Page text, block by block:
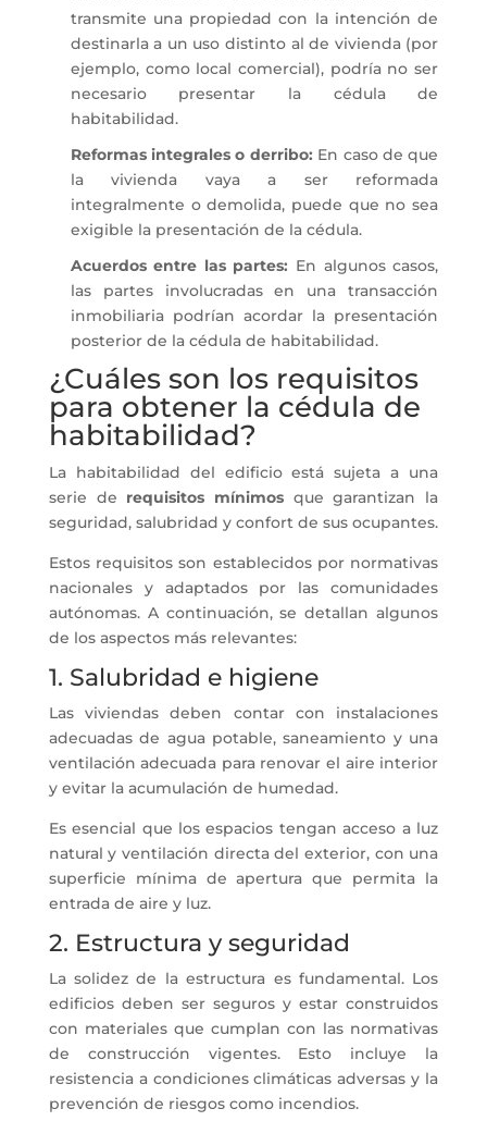
transmite una propiedad con la intención de
destinarla a un uso distinto al de vivienda (por
ejemplo, como local comercial), podría no ser
necesario presentar la cédula de
habitabilidad.
Reformas integrales o derribo: En caso de que
la vivienda vaya a ser reformada
integralmente o demolida, puede que no sea
exigible la presentación de la cédula.
Acuerdos entre las partes: En algunos casos,
las partes involucradas en una transacción
inmobiliaria podrían acordar la presentación
posterior de la cédula de habitabilidad.
¿Cuáles son los requisitos
para obtener la cédula de
habitabilidad?
La habitabilidad del edificio está sujeta a una
serie de requisitos mínimos que garantizan la
seguridad, salubridad y confort de sus ocupantes.
Estos requisitos son establecidos por normativas
nacionales y adaptados por las comunidades
autónomas. A continuación, se detallan algunos
de los aspectos más relevantes:
1. Salubridad e higiene
Las viviendas deben contar con instalaciones
adecuadas de agua potable, saneamiento y una
ventilación adecuada para renovar el aire interior
y evitar la acumulación de humedad.
Es esencial que los espacios tengan acceso a luz
natural y ventilación directa del exterior, con una
superficie mínima de apertura que permita la
entrada de aire y luz.
2. Estructura y seguridad
La solidez de la estructura es fundamental. Los
edificios deben ser seguros y estar construidos
con materiales que cumplan con las normativas
de construcción vigentes. Esto incluye la
resistencia a condiciones climáticas adversas y la
prevención de riesgos como incendios.